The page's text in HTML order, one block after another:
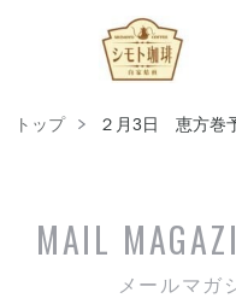
トップ ２月3日 恵方巻
MAIL
メールマガ